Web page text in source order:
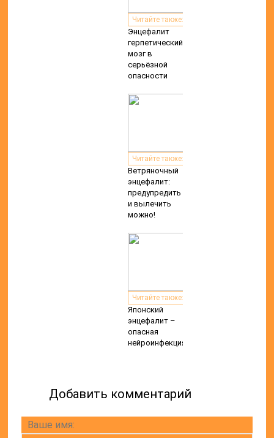
Читайте также:
Энцефалит
герпетический:
мозг в
серьёзной
опасности
Читайте также:
Ветряночный
энцефалит:
предупредить
и вылечить
можно!
Читайте также:
Японский
энцефалит –
опасная
нейроинфекция
Добавить комментарий